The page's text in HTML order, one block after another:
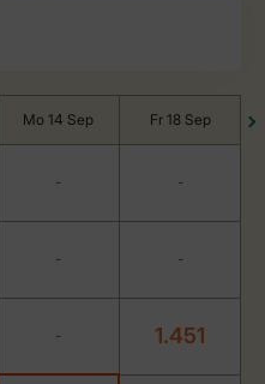
Mo 14 Sep Fr 18 Sep
- -
- -
- 1.451